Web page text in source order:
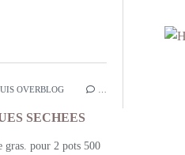
OVERBLOG
SECHEES
pour 2 pots 500